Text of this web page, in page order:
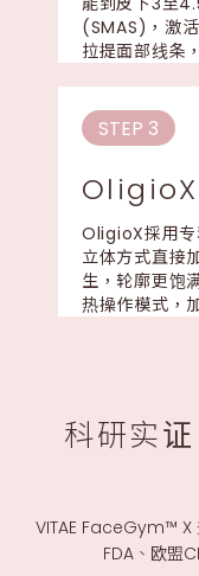
(SMAS)，激
拉提面部线条
STEP 3
OligioX
OligioX採用专
立体方式直接
生，轮廓更饱
热操作模式，
科研实
VITAE FaceGym™ X
FDA、欧盟